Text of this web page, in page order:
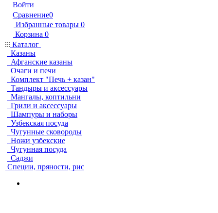
Войти
Сравнение0
Избранные товары 0
Корзина 0
Каталог
Казаны
Афганские казаны
Очаги и печи
Комплект "Печь + казан"
Тандыры и аксессуары
Мангалы, коптильни
Грили и аксессуары
Шампуры и наборы
Узбекская посуда
Чугунные сковороды
Ножи узбекские
Чугунная посуда
Саджи
Специи, пряности, рис